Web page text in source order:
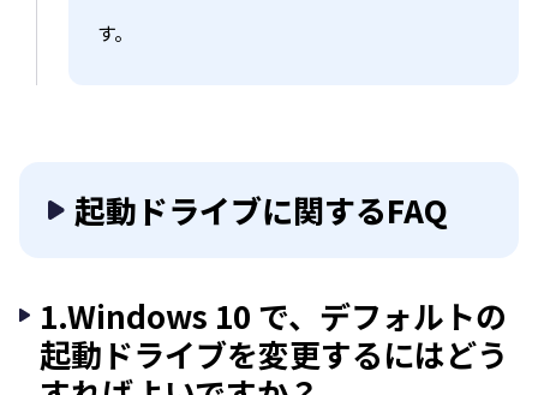
す。
起動ドライブに関するFAQ
1.Windows 10 で、デフォルトの
起動ドライブを変更するにはどう